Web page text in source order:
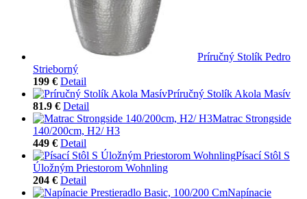
Príručný Stolík Pedro
Strieborný
199 € Detail
Príručný Stolík Akola Masív
81.9 € Detail
Matrac Strongside
140/200cm, H2/ H3
449 € Detail
Písací Stôl S
Úložným Priestorom Wohnling
204 € Detail
Napínacie